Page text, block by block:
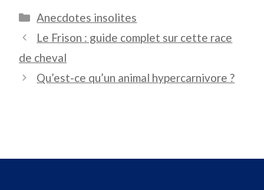
Catégories
Anecdotes insolites
Le Frison : guide complet sur cette race
de cheval
Qu’est-ce qu’un animal hypercarnivore ?